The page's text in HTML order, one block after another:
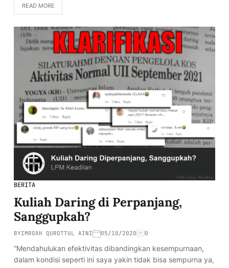
READ MORE
BERITA
Kuliah Daring di Perpanjang,
Sanggupkah?
BYIMROAH QUROTTUL AINI 05/10/2020 0
“Mendahulukan efektivitas dibandingkan kesempurnaan,
dalam kondisi seperti ini saya yakin tidak bisa sempurna ya,